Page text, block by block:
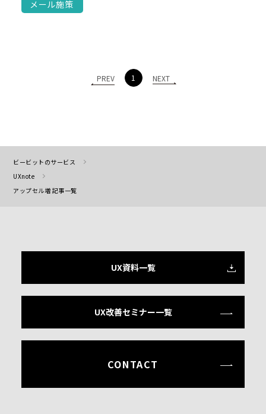
メール施策
PREV 1 NEXT
ビービットのサービス
UXnote
アップセル増 記事一覧
UX資料一覧
UX改善セミナー一覧
CONTACT